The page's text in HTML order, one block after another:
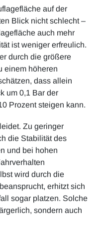
auf der
Blick nicht schlecht –
auch mehr
ist weniger erfreulich.
durch die größere
einem höheren
dass allein
um 0,1 Bar der
Prozent steigen kann.
Zu geringer
die Stabilität des
und bei hohen
wird durch die
erhitzt sich
sogar platzen. Solche
sondern auch